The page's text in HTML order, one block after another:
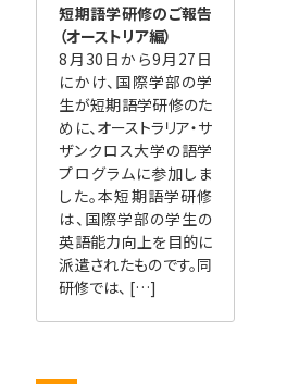
短期語学研修のご報告
（オーストリア編）
8月30日から9月27日
にかけ、国際学部の学
生が短期語学研修のた
めに、オーストラリア・サ
ザンクロス大学の語学
プログラムに参加しま
した。本短期語学研修
は、国際学部の学生の
英語能力向上を目的に
派遣されたものです。同
研修では、 […]